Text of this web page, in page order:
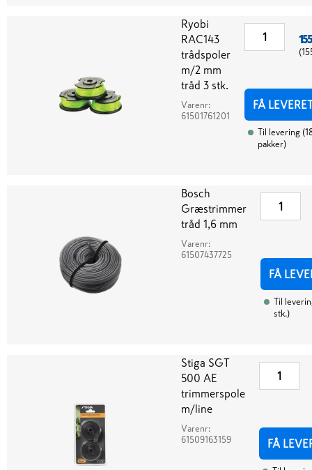
Ryobi
RAC143
trådspoler
m/2 mm
tråd 3 stk.
Varenr:
61501761201
(
FÅ
Til levering (
pakker)
Bosch
Græstrimmer
tråd 1,6 mm
Varenr:
61507437725
FÅ
Til
stk.)
Stiga SGT
500 AE
trimmerspole
m/line
Varenr:
61509163159
FÅ